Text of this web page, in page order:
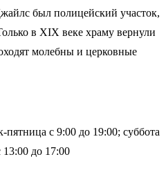
был полицейский участок,
в XIX веке храму вернули
молебны и церковные
пятница с 9:00 до 19:00; суббота
13:00 до 17:00